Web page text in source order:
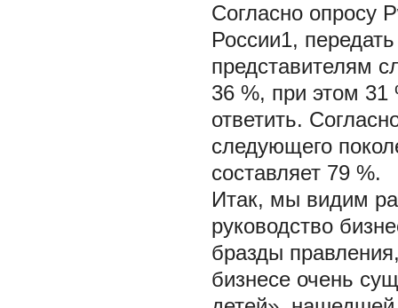
Согласно опросу
России1,
представителям
36 %, при этом 31
ответить.
следующего
составляет 79 %.
Итак, мы видим
руководство
бразды
бизнесе очень